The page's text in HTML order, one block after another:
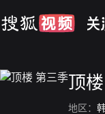
顶
地区：